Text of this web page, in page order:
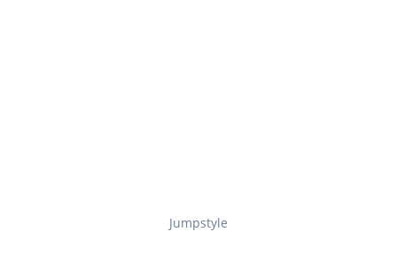
Jumpstyle